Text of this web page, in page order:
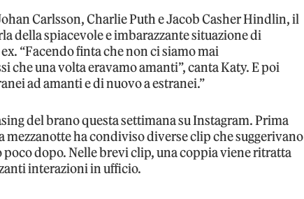
Carlsson, Charlie Puth e Jacob Casher Hindlin, il
della spiacevole e imbarazzante situazione di
“Facendo finta che non ci siamo mai
che una volta eravamo amanti”, canta Katy. E poi
ad amanti e di nuovo a estranei.”
del brano questa settimana su Instagram. Prima
mezzanotte ha condiviso diverse clip che suggerivano
dopo. Nelle brevi clip, una coppia viene ritratta
interazioni in ufficio.